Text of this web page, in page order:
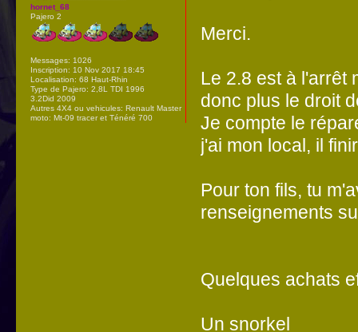
Merci.
Le 2.8 est à l'arrêt
donc plus le droit
Je compte le
j'ai mon local, il
Pour ton fils, tu
renseignements
Quelques achats
Un snorkel
hornet_68
Pajero 2
Messages: 1026
Inscription: 10 Nov 2017 18:45
Localisation: 68 Haut-Rhin
Type de Pajero: 2,8L TDI 1996
3.2Did 2009
Autres 4X4 ou vehicules: Renault Master
moto: Mt-09 tracer et Ténéré 700